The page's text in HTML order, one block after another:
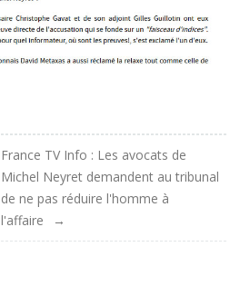
France TV Info : Les avocats de
Michel Neyret demandent au tribunal
de ne pas réduire l'homme à
l'affaire